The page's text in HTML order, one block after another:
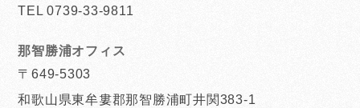
TEL 0739-33-9811
那智勝浦オフィス
〒649-5303
和歌山県東牟婁郡那智勝浦町井関383-1